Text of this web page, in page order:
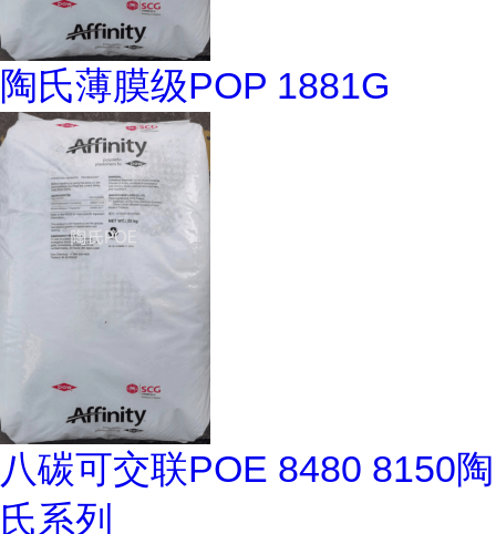
陶氏薄膜级POP 1881G
八碳可交联POE 8480 8150陶
氏系列